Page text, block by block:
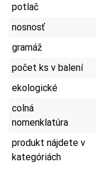
potlač
nosnosť
gramáž
počet ks v balení
ekologické
colná
nomenklatúra
produkt nájdete v
kategóriách